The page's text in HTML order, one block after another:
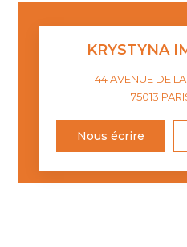
KRYSTYNA
44 AVENUE DE
75013
Nous écrire